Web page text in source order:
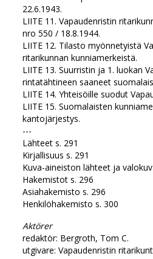
22.6.1943.
LIITE 11. Vapaudenristin
nro 550 / 18.8.1944.
LIITE 12. Tilasto myönnetyistä
ritarikunnan kunniamerkeistä.
LIITE 13. Suurristin ja 1. luokan
rintatähtineen saaneet
LIITE 14. Yhteisöille suodut
LIITE 15. Suomalaisten
kantojärjestys.
---
Lähteet s. 291
Kirjallisuus s. 291
Kuva-aineiston lähteet ja
Hakemistot s. 296
Asiahakemisto s. 296
Henkilöhakemisto s. 300
Aktörer
redaktör: Bergroth, Tom C.
utgivare: Vapaudenristin